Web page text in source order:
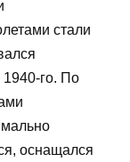
стали
го. По
оснащался